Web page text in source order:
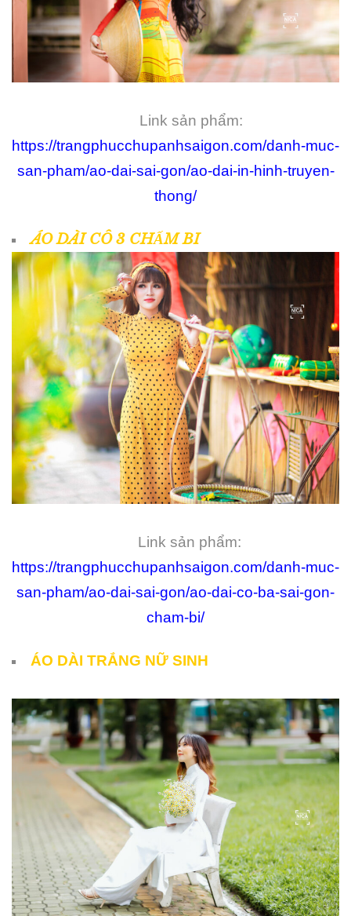
Link sản phẩm:
https://trangphucchupanhsaigon.com/danh-muc-
san-pham/ao-dai-sai-gon/ao-dai-in-hinh-truyen-
thong/
ÁO DÀI CÔ 3 CHẤM BI
Link sản phẩm:
https://trangphucchupanhsaigon.com/danh-muc-
san-pham/ao-dai-sai-gon/ao-dai-co-ba-sai-gon-
cham-bi/
ÁO DÀI TRẮNG NỮ SINH